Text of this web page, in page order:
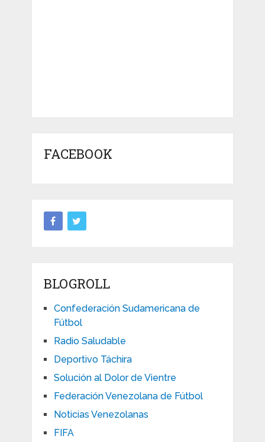
FACEBOOK
BLOGROLL
Confederación Sudamericana de
Fútbol
Radio Saludable
Deportivo Táchira
Solución al Dolor de Vientre
Federación Venezolana de Fútbol
Noticias Venezolanas
FIFA